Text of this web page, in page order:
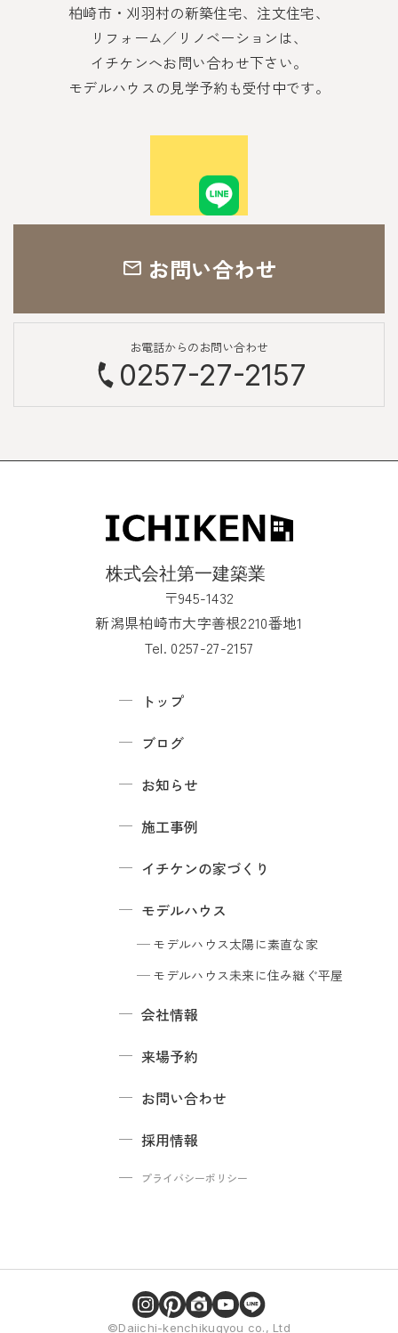
柏崎市・刈羽村の新築住宅、注文住宅、
リフォーム／リノベーションは、
イチケンへお問い合わせ下さい。
モデルハウスの見学予約も受付中です。
お問い合わせ
お電話からのお問い合わせ
0257-27-2157
〒945-1432
新潟県柏崎市大字善根2210番地1
Tel. 0257-27-2157
トップ
ブログ
お知らせ
施工事例
イチケンの家づくり
モデルハウス
モデルハウス太陽に素直な家
モデルハウス未来に住み継ぐ平屋
会社情報
来場予約
お問い合わせ
採用情報
プライバシーポリシー
©Daiichi-kenchikugyou co., Ltd